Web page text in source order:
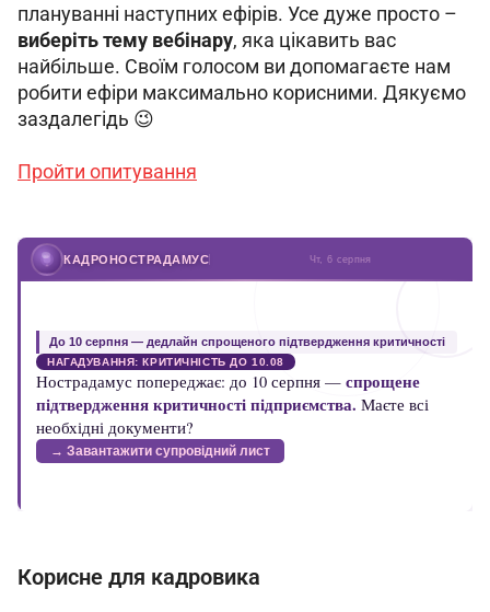
плануванні наступних ефірів. Усе дуже просто –
виберіть тему вебінару, яка цікавить вас
найбільше. Своїм голосом ви допомагаєте нам
робити ефіри максимально корисними. Дякуємо
заздалегідь 😉
Пройти опитування
Корисне для кадровика